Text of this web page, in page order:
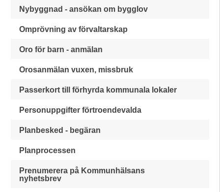
Nybyggnad - ansökan om bygglov
Omprövning av förvaltarskap
Oro för barn - anmälan
Orosanmälan vuxen, missbruk
Passerkort till förhyrda kommunala lokaler
Personuppgifter förtroendevalda
Planbesked - begäran
Planprocessen
Prenumerera på Kommunhälsans
nyhetsbrev